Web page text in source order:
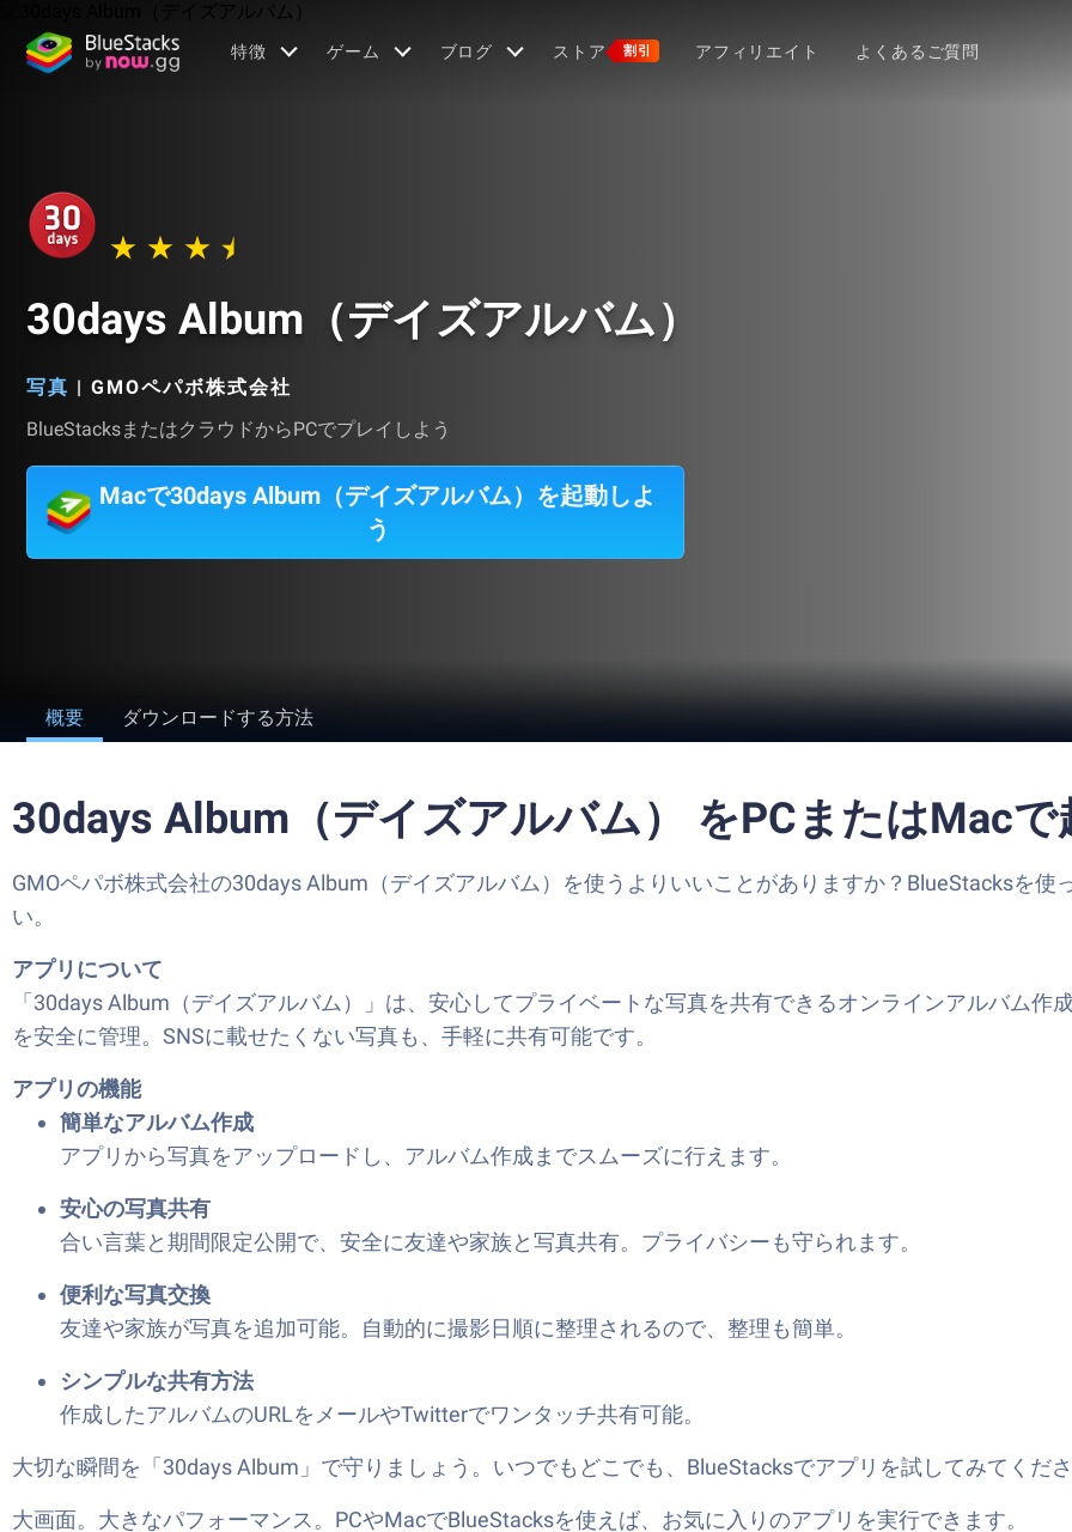
特徴 ゲーム ブログ ストア 割引 アフィリエイト よくあるご質問
30days Album（デイズアルバム）
写真 | GMOペパボ株式会社
BlueStacksまたはクラウドからPCでプレイしよう
Macで30days Album（デイズアルバム）を起動しよ
う
概要 ダウンロードする方法
30days Album（デイズアルバム） をPCまたはMacで
GMOペパボ株式会社の30days Album（デイズアルバム）を使うよりいいことがありますか？BlueStacksを
い。
アプリについて
「30days Album（デイズアルバム）」は、安心してプライベートな写真を共有できるオンラインアルバム
を安全に管理。SNSに載せたくない写真も、手軽に共有可能です。
アプリの機能
簡単なアルバム作成
アプリから写真をアップロードし、アルバム作成までスムーズに行えます。
安心の写真共有
合い言葉と期間限定公開で、安全に友達や家族と写真共有。プライバシーも守られます。
便利な写真交換
友達や家族が写真を追加可能。自動的に撮影日順に整理されるので、整理も簡単。
シンプルな共有方法
作成したアルバムのURLをメールやTwitterでワンタッチ共有可能。
大切な瞬間を「30days Album」で守りましょう。いつでもどこでも、BlueStacksでアプリを試してみてくだ
大画面。大きなパフォーマンス。PCやMacでBlueStacksを使えば、お気に入りのアプリを実行できます。